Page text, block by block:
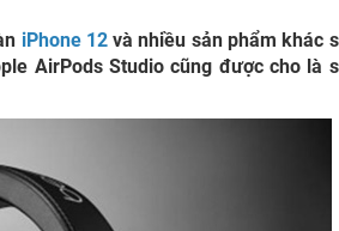
iPhone 12và nhiều sản phẩm khác
AirPods Studio cũng được cho là